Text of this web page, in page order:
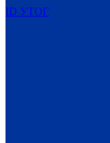
ID УТОГ